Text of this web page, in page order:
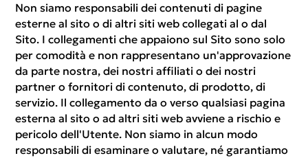
Non siamo responsabili dei contenuti di pagine
esterne al sito o di altri siti web collegati al o dal
Sito. I collegamenti che appaiono sul Sito sono solo
per comodità e non rappresentano un'approvazione
da parte nostra, dei nostri affiliati o dei nostri
partner o fornitori di contenuto, di prodotto, di
servizio. Il collegamento da o verso qualsiasi pagina
esterna al sito o ad altri siti web avviene a rischio e
pericolo dell'Utente. Non siamo in alcun modo
responsabili di esaminare o valutare, né garantiamo